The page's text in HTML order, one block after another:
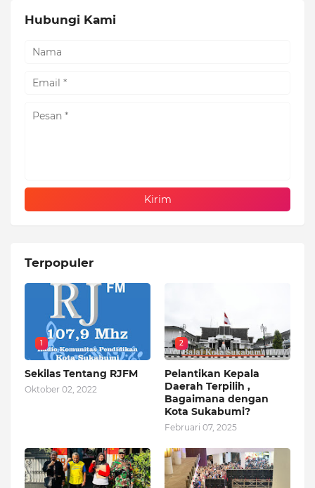
Hubungi Kami
Terpopuler
1
Sekilas Tentang RJFM
Oktober 02, 2022
2
Pelantikan Kepala
Daerah Terpilih ,
Bagaimana dengan
Kota Sukabumi?
Februari 07, 2025